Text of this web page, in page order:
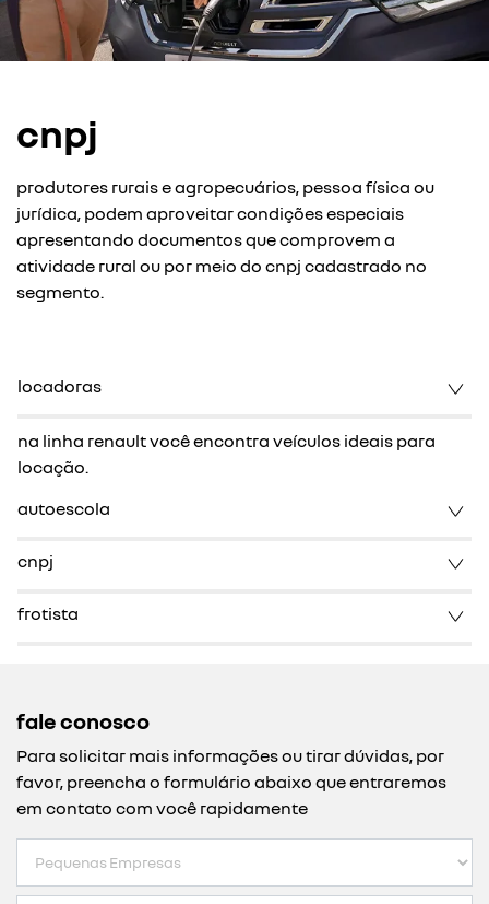
cnpj
produtores rurais e agropecuários, pessoa física ou
jurídica, podem aproveitar condições especiais
apresentando documentos que comprovem a
atividade rural ou por meio do cnpj cadastrado no
segmento.
locadoras
na linha renault você encontra veículos ideais para
locação.
autoescola
cnpj
frotista
fale conosco
Para solicitar mais informações ou tirar dúvidas, por
favor, preencha o formulário abaixo que entraremos
em contato com você rapidamente